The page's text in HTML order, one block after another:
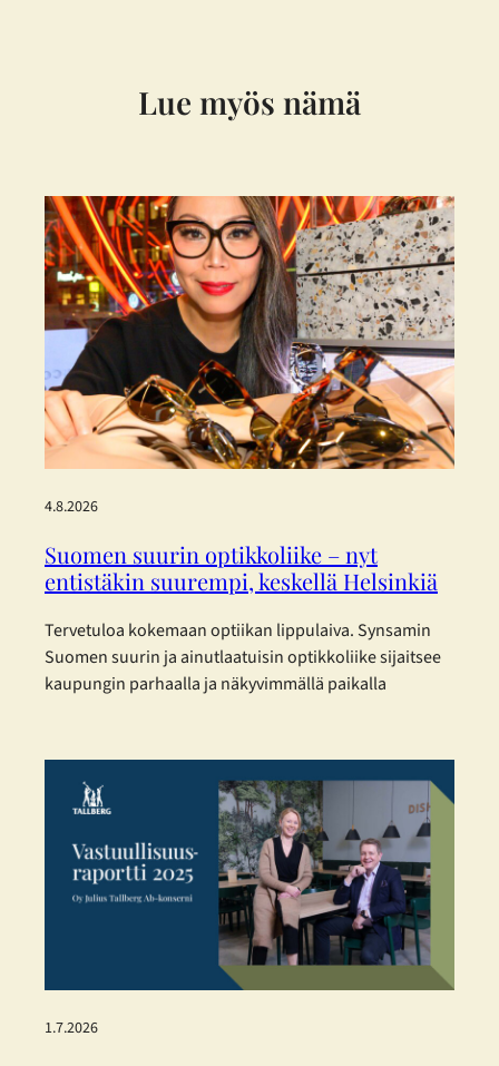
Lue myös nämä
4.8.2026
Suomen suurin optikkoliike – nyt
entistäkin suurempi, keskellä Helsinkiä
Tervetuloa kokemaan optiikan lippulaiva. Synsamin
Suomen suurin ja ainutlaatuisin optikkoliike sijaitsee
kaupungin parhaalla ja näkyvimmällä paikalla
Synsamin lippulaivaliike tarjoaa huikeat 423 m² täyden
palvelun optiikkaa aivan Aleksanterinkadun ytimessä.
Enemmän tilaa, enemmän valikoimaa ja entistä
parempaa palvelua – kaikki asiakkaan parhaaksi.
Uudistetut tilat, sujuvampi…
1.7.2026